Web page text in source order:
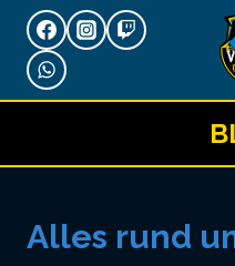
Zum
Inhalt
springen
Alles rund